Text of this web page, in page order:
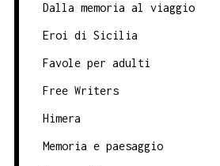
Dalla memoria al viaggio
Eroi di Sicilia
Favole per adulti
Free Writers
Himera
Memoria e paesaggio